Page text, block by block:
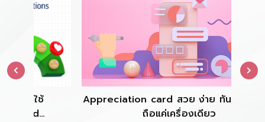
Appreciation card สวย ง่าย ทันใจ ด้วยมือ
ถือแค่เครื่องเดียว